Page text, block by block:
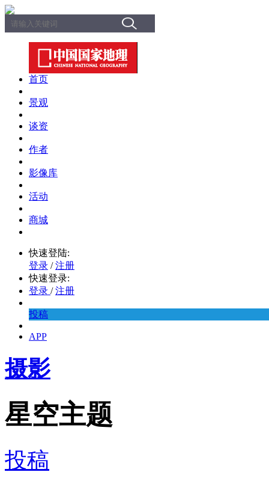
首页
景观
谈资
作者
影像库
活动
商城
快速登陆:
登录 / 注册
快速登录:
登录 / 注册
投稿
APP
摄影
星空主题
投稿